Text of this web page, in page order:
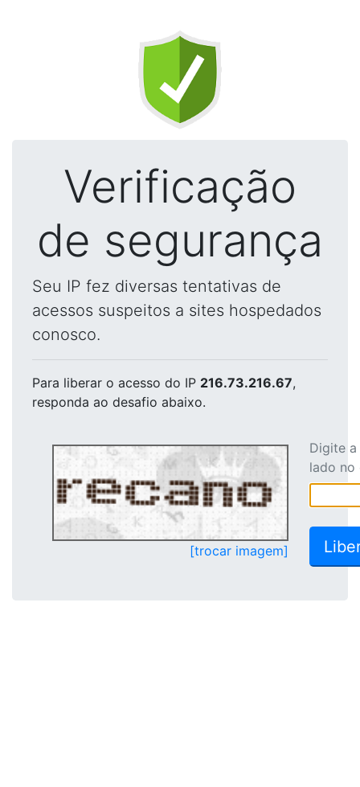
Verificação
de segurança
Seu IP fez diversas tentativas de
acessos suspeitos a sites hospedados
conosco.
Para liberar o acesso do IP 216.73.216.67,
responda ao desafio abaixo.
[trocar imagem]
Digite
lado no